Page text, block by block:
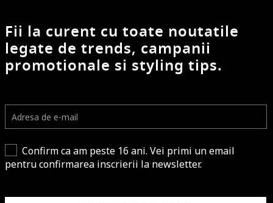
Fii la curent cu toate noutatile
legate de trends, campanii
promotionale si styling tips.
Confirm ca am peste 16 ani. Vei primi un email
pentru confirmarea inscrierii la newsletter.